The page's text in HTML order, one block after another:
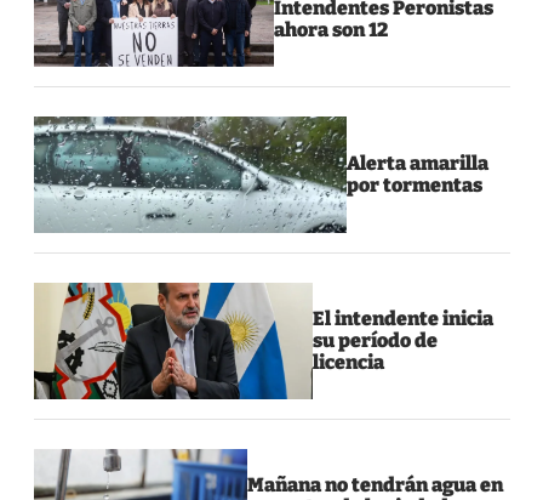
Intendentes Peronistas
ahora son 12
Alerta amarilla
por tormentas
El intendente inicia
su período de
licencia
Mañana no tendrán agua en